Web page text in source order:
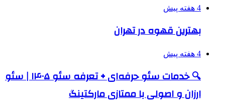
4 هفته پیش
بهترین قهوه در تهران
4 هفته پیش
🔍 خدمات سئو حرفه‌ای + تعرفه سئو ۱۴۰۵ | سئو
ارزان و اصولی با ممتازی مارکتینگ